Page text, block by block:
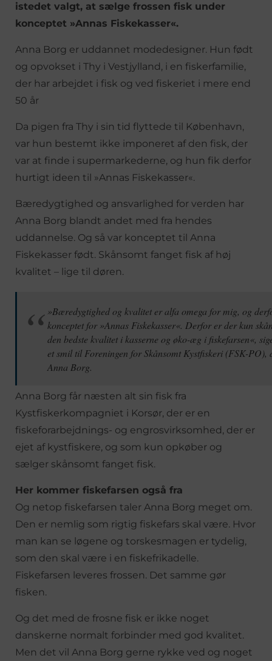
istedet valgt, at sælge frossen fisk under
konceptet »Annas Fiskekasser«.
Anna Borg er uddannet modedesigner. Hun født
og opvokset i Thy i Vestjylland, i en fiskerfamilie,
der har arbejdet i fisk og ved fiskeriet i mere end
50 år
Da pigen fra Thy i sin tid flyttede til København,
var hun bestemt ikke imponeret af den fisk, der
var at finde i supermarkederne, og hun fik derfor
hurtigt ideen til »Annas Fiskekasser«.
Bæredygtighed og ansvarlighed for verden har
Anna Borg blandt andet med fra hendes
uddannelse. Og så var konceptet til Anna
Fiskekasser født. Skånsomt fanget fisk af høj
kvalitet – lige til døren.
»Bæredygtighed og kvalitet er alfa omega for mig, og
konceptet for »Annas Fiskekasser«. Derfor er der kun
den bedste kvalitet i kasserne og øko-æg i fiskefarsen«,
et smil til Foreningen for Skånsomt Kystfiskeri (FSK-PO),
Anna Borg.
Anna Borg får næsten alt sin fisk fra
Kystfiskerkompagniet i Korsør, der er en
fiskeforarbejdnings- og engrosvirksomhed, der er
ejet af kystfiskere, og som kun opkøber og
sælger skånsomt fanget fisk.
Her kommer fiskefarsen også fra
Og netop fiskefarsen taler Anna Borg meget om.
Den er nemlig som rigtig fiskefars skal være. Hvor
man kan se løgene og torskesmagen er tydelig,
som den skal være i en fiskefrikadelle.
Fiskefarsen leveres frossen. Det samme gør
fisken.
Og det med de frosne fisk er ikke noget
danskerne normalt forbinder med god kvalitet.
Men det vil Anna Borg gerne rykke ved og noget